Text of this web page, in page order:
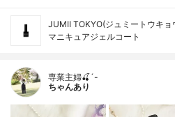
JUMII TOKYO(ジュミートウキョ
マニキュアジェルコート
専業主婦🍒´-
ちゃんあり